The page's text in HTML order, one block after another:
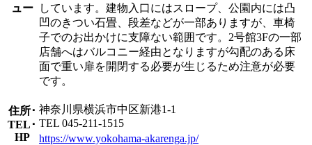
ュー
しています。建物入口にはスロープ、公園内には凸
凹のきつい石畳、段差などが一部ありますが、車椅
子でのお出かけに支障ない範囲です。2号館3Fの一部
店舗へはバルコニー経由となりますが勾配のある床
面で重い扉を開閉する必要が生じるため注意が必要
です。
住所･
TEL･
HP
神奈川県横浜市中区新港1-1
TEL 045-211-1515
https://www.yokohama-akarenga.jp/